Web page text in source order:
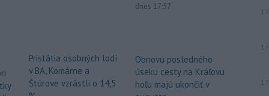
Pristátia osobných lodí
v BA, Komárne a
Štúrove vzrástli o 14,5
dnes 17:57
Obnovu posledného
úseku cesty na Kráľovu
hoľu majú ukončiť v